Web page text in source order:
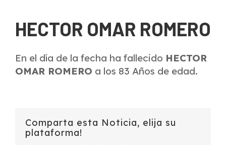
HECTOR OMAR ROMERO
En el día de la fecha ha fallecido HECTOR
OMAR ROMERO a los 83 Años de edad.
Comparta esta Noticia, elija su
plataforma!